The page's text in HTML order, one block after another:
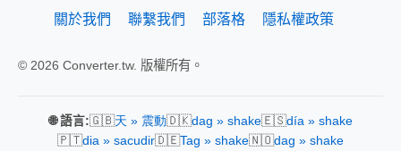
關於我們 聯繫我們 部落格 隱私權政策
© 2026 Converter.tw. 版權所有。
🌐 語言:🇬🇧天 » 震動🇩🇰dag » shake🇪🇸día » shake
🇵🇹dia » sacudir🇩🇪Tag » shake🇳🇴dag » shake